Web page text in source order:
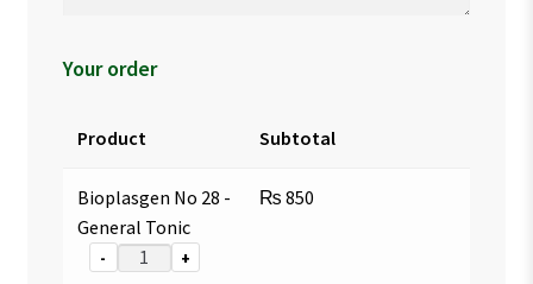
Your order
Product Subtotal
Bioplasgen No 28 -
General Tonic
- +
₨ 850